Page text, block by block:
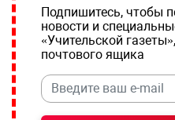
Подпишитесь, чтобы
новости и
«Учительской
почтового ящика